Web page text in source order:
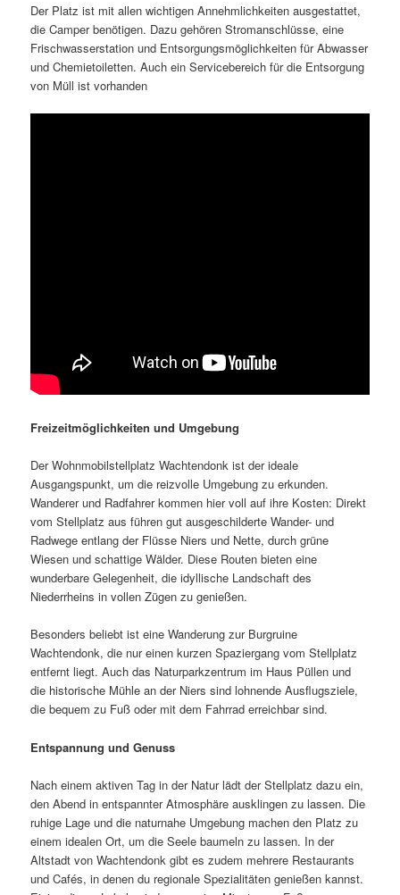
Der Platz ist mit allen wichtigen Annehmlichkeiten ausgestattet,
die Camper benötigen. Dazu gehören Stromanschlüsse, eine
Frischwasserstation und Entsorgungsmöglichkeiten für Abwasser
und Chemietoiletten. Auch ein Servicebereich für die Entsorgung
von Müll ist vorhanden
Freizeitmöglichkeiten und Umgebung
Der Wohnmobilstellplatz Wachtendonk ist der ideale
Ausgangspunkt, um die reizvolle Umgebung zu erkunden.
Wanderer und Radfahrer kommen hier voll auf ihre Kosten: Direkt
vom Stellplatz aus führen gut ausgeschilderte Wander- und
Radwege entlang der Flüsse Niers und Nette, durch grüne
Wiesen und schattige Wälder. Diese Routen bieten eine
wunderbare Gelegenheit, die idyllische Landschaft des
Niederrheins in vollen Zügen zu genießen.
Besonders beliebt ist eine Wanderung zur Burgruine
Wachtendonk, die nur einen kurzen Spaziergang vom Stellplatz
entfernt liegt. Auch das Naturparkzentrum im Haus Püllen und
die historische Mühle an der Niers sind lohnende Ausflugsziele,
die bequem zu Fuß oder mit dem Fahrrad erreichbar sind.
Entspannung und Genuss
Nach einem aktiven Tag in der Natur lädt der Stellplatz dazu ein,
den Abend in entspannter Atmosphäre ausklingen zu lassen. Die
ruhige Lage und die naturnahe Umgebung machen den Platz zu
einem idealen Ort, um die Seele baumeln zu lassen. In der
Altstadt von Wachtendonk gibt es zudem mehrere Restaurants
und Cafés, in denen du regionale Spezialitäten genießen kannst.